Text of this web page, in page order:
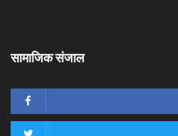
सामाजिक संजाल